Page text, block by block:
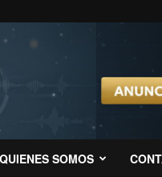
QUIENES SOMOS